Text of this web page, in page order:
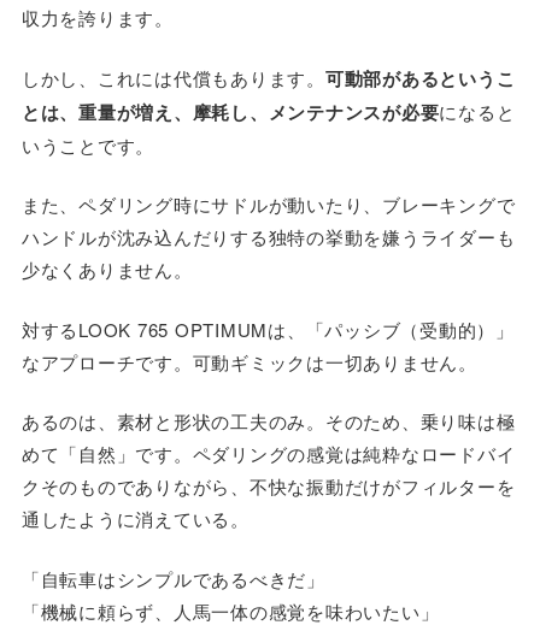
収力を誇ります。
しかし、これには代償もあります。 可動部があるというこ
とは、重量が増え、摩耗し、メンテナンスが必要になると
いうことです。
また、ペダリング時にサドルが動いたり、ブレーキングで
ハンドルが沈み込んだりする独特の挙動を嫌うライダーも
少なくありません。
対するLOOK 765 OPTIMUMは、「パッシブ（受動的）」
なアプローチです。可動ギミックは一切ありません。
あるのは、素材と形状の工夫のみ。そのため、乗り味は極
めて「自然」です。ペダリングの感覚は純粋なロードバイ
クそのものでありながら、不快な振動だけがフィルターを
通したように消えている。
「自転車はシンプルであるべきだ」
「機械に頼らず、人馬一体の感覚を味わいたい」